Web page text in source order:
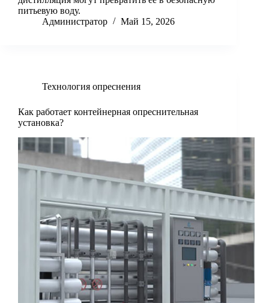
питьевую воду.
Администратор
Май 15, 2026
Технология опреснения
Как работает контейнерная опреснительная
установка?